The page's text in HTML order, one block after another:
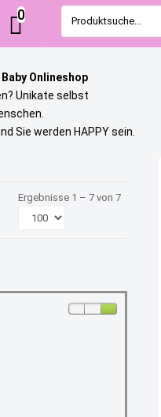
Onlineshop
Unikate selbst
Sie werden HAPPY sein.
Produktsuche...
0
Ergebnisse 1 – 7 von 7